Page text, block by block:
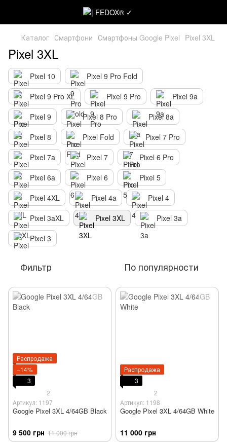
Каталог Смартфони Смартфоны Google Pixel Pixel 3XL
Pixel 3XL
Pixel 10
Pixel 9 Pro Fold
Pixel 9 Pro XL
Pixel 9 Pro
Pixel 9a
Pixel 9
Pixel 8 Pro
Pixel 8a
Pixel 8
Pixel Fold
Pixel 7 Pro
Pixel 7a
Pixel 7
Pixel 6 Pro
Pixel 6a
Pixel 6
Pixel 5
Pixel 4XL
Pixel 4a
Pixel 4
Pixel 3aXL
Pixel 3XL
Pixel 3a
Pixel 3
Фильтр По популярности
Распродажа
−14%
3
2
Артикул: 1197
Google Pixel 3XL 4/64GB Black
9 500 грн 11 000 грн
Распродажа
3
2
Артикул: 1198
Google Pixel 3XL 4/64GB White
11 000 грн